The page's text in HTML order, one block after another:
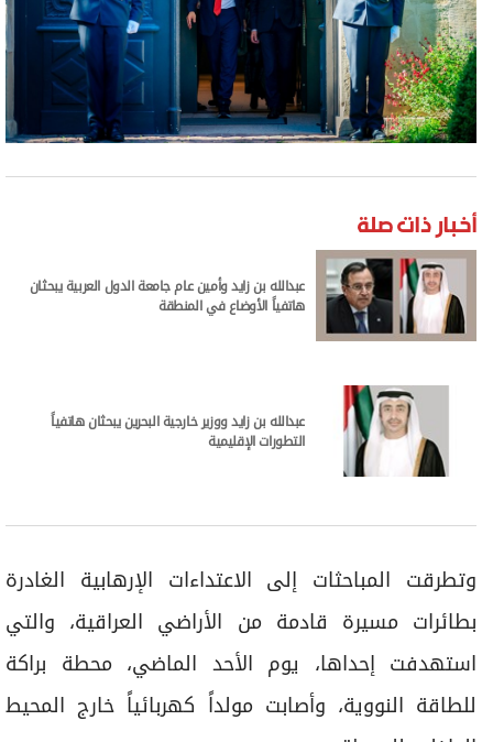
أخبار ذات صلة
عبدالله بن زايد وأمين عام جامعة الدول العربية يبحثان
هاتفياً الأوضاع في المنطقة
عبدالله بن زايد ووزير خارجية البحرين يبحثان هاتفياً
التطورات الإقليمية
وتطرقت المباحثات إلى الاعتداءات الإرهابية الغادرة
بطائرات مسيرة قادمة من الأراضي العراقية، والتي
استهدفت إحداها، يوم الأحد الماضي، محطة براكة
للطاقة النووية، وأصابت مولداً كهربائياً خارج المحيط